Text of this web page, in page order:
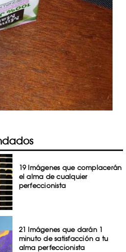
19 Imágenes que complacerán
el alma de cualquier
perfeccionista
21 Imágenes que darán 1
minuto de satisfacción a tu
alma perfeccionista